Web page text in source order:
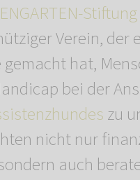
Stiftung
Verein, der
gemacht hat,
bei der
zu
nicht nur
auch